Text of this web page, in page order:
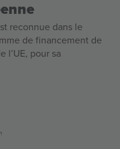
reconnue dans le
de financement de
l’UE, pour sa